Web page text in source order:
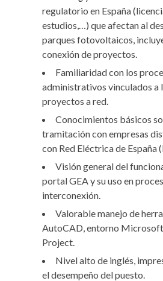
regulatorio en España
estudios,…) que afectan al
parques fotovoltaicos,
conexión de proyectos.
Familiaridad con los
administrativos vinculados a
proyectos a red.
Conocimientos básicos
tramitación con empresas
con Red Eléctrica de España
Visión general del
portal GEA y su uso en
interconexión.
Valorable manejo de
AutoCAD, entorno
Project.
Nivel alto de inglés,
el desempeño del puesto.